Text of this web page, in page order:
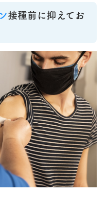
接種前に抑えてお